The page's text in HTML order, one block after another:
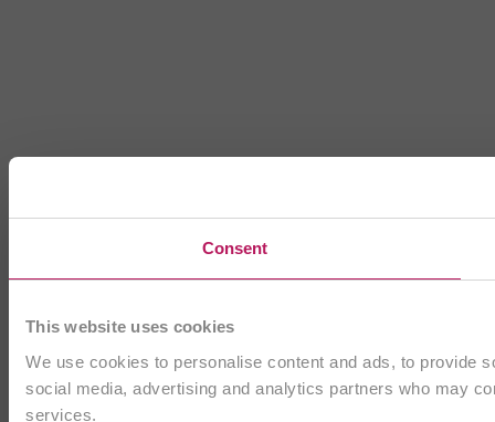
Consent
This website uses cookies
We use cookies to personalise content and ads, to provide
social media, advertising and analytics partners who may
services.